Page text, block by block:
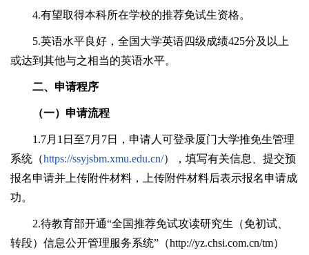
4.有望取得本科所在学校的推荐免试生资格。
5.英语水平良好，全国大学英语四级成绩425分及以上
或达到其他与之相当的英语水平。
二、申请程序
（一）申请流程
1.7月1日至7月7日，申请人可登录厦门大学推免生管理
系统（https://ssyjsbm.xmu.edu.cn/），填写有关信息、提交预
报名申请并上传附件材料，上传附件材料后表示报名申请成
功。
2.待教育部开通“全国推荐免试攻读研究生（免初试、
转段）信息公开管理服务系统”（http://yz.chsi.com.cn/tm）